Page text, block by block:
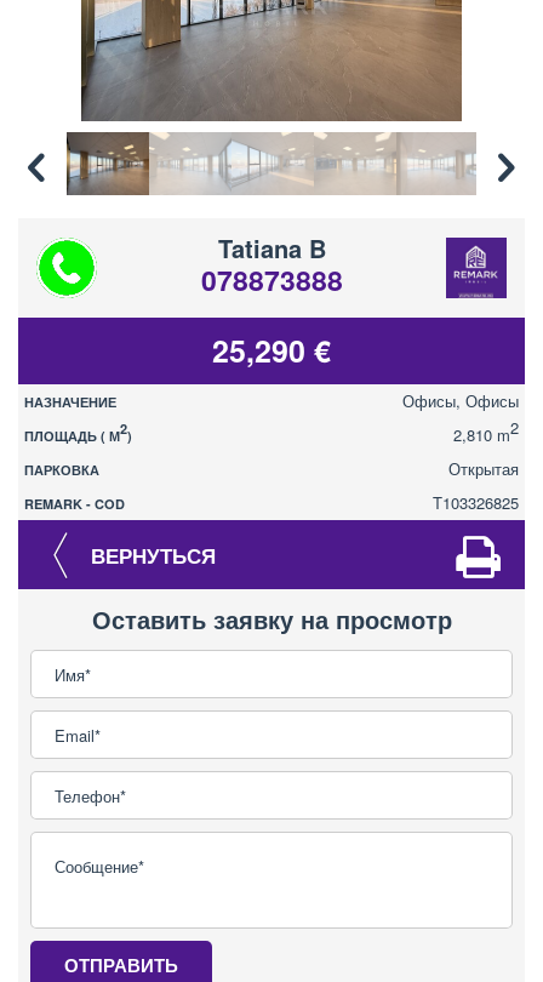
Tatiana B
078873888
25,290 €
НАЗНАЧЕНИЕ Офисы, Офисы
ПЛОЩАДЬ ( М2) 2,810 m2
ПАРКОВКА Открытая
REMARK - COD T103326825
ВЕРНУТЬСЯ
Оставить заявку на просмотр
ОТПРАВИТЬ